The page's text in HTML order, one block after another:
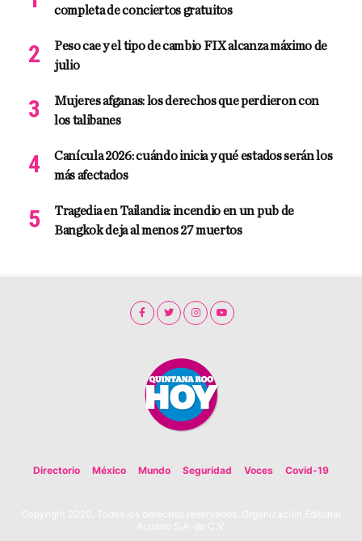
completa de conciertos gratuitos
Peso cae y el tipo de cambio FIX alcanza máximo de
julio
Mujeres afganas: los derechos que perdieron con
los talibanes
Canícula 2026: cuándo inicia y qué estados serán los
más afectados
Tragedia en Tailandia: incendio en un pub de
Bangkok deja al menos 27 muertos
Directorio México Mundo Seguridad Voces Covid-19